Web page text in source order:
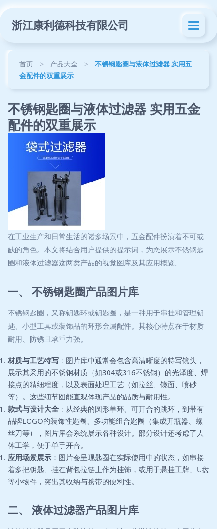
浙江康利德科技有限公司
首页 > 产品大全 >
不锈钢匙圈与液体过滤器 实用五
金配件的双重展示
不锈钢匙圈与液体过滤器 实用五金
配件的双重展示
在工业生产和日常生活的诸多场景中，五金配件扮演着不可或
缺的角色。本文将结合用户提供的提示词，为您展示不锈钢匙
圈和液体过滤器这两类产品的视觉图库及其应用概览。
一、 不锈钢匙圈产品图片库
不锈钢匙圈，又称钥匙环或钥匙圈，是一种用于串挂和管理钥
匙、小型工具或装饰品的环形金属配件。其核心特点在于材质
耐用、防锈且承重力强。
材质与工艺特写 ：图片库中通常会包含高清晰度的特写镜头，
展示其采用的不锈钢材质（如304或316不锈钢）的光泽度、焊
接点的精细程度，以及表面处理工艺（如拉丝、镜面、喷砂
等）。这些细节图能直观体现产品的品质与耐用性。
款式与设计大全 ：从经典的圆形单环、可开合的跳环，到带有
品牌LOGO的装饰性匙圈、多功能组合匙圈（集成开瓶器、螺
丝刀等），图片库会系统展示各种设计。部分设计还考虑了人
体工学，便于单手开合。
应用场景展示 ：图片会呈现匙圈在实际使用中的状态，如串接
着多把钥匙、挂在背包拉链上作为挂饰，或用于悬挂工牌、U盘
等小物件，突出其收纳与携带的便利性。
二、 液体过滤器产品图片库